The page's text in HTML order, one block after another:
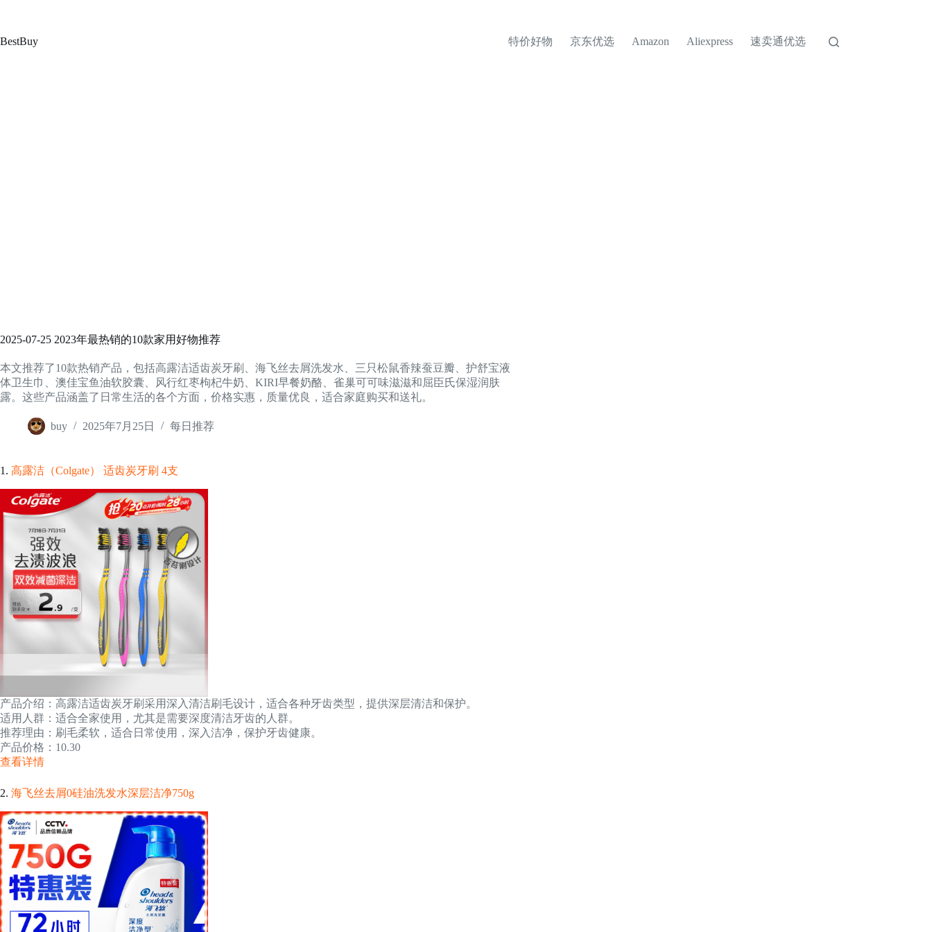
内
BestBuy 特价好物 京东优选 Amazon Aliexpress 速卖通优选
2025-07-25 2023年最热销的10款家用好物推荐
本文推荐了10款热销产品，包括高露洁适齿炭牙刷、海飞丝去屑洗发水、三只松鼠香辣蚕豆瓣、护舒宝液
体卫生巾、澳佳宝鱼油软胶囊、风行红枣枸杞牛奶、KIRI早餐奶酪、雀巢可可味滋滋和屈臣氏保湿润肤
露。这些产品涵盖了日常生活的各个方面，价格实惠，质量优良，适合家庭购买和送礼。
buy 2025年7月25日 每日推荐
1. 高露洁（Colgate） 适齿炭牙刷 4支
产品介绍：高露洁适齿炭牙刷采用深入清洁刷毛设计，适合各种牙齿类型，提供深层清洁和保护。
适用人群：适合全家使用，尤其是需要深度清洁牙齿的人群。
推荐理由：刷毛柔软，适合日常使用，深入洁净，保护牙齿健康。
产品价格：10.30
查看详情
2. 海飞丝去屑0硅油洗发水深层洁净750g